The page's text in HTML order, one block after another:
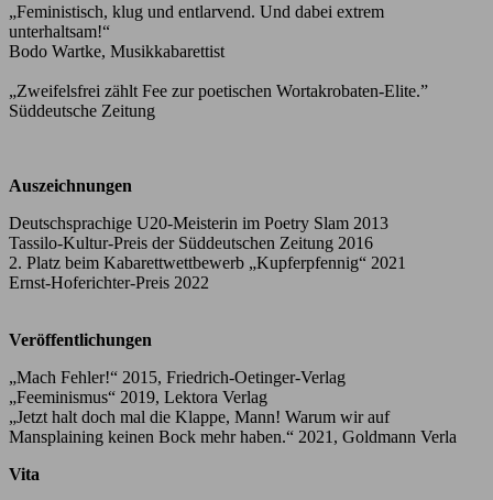
„Feministisch, klug und entlarvend. Und dabei extrem
unterhaltsam!“
Bodo Wartke, Musikkabarettist
„Zweifelsfrei zählt Fee zur poetischen Wortakrobaten-Elite.”
Süddeutsche Zeitung
Auszeichnungen
Deutschsprachige U20-Meisterin im Poetry Slam 2013
Tassilo-Kultur-Preis der Süddeutschen Zeitung 2016
2. Platz beim Kabarettwettbewerb „Kupferpfennig“ 2021
Ernst-Hoferichter-Preis 2022
Veröffentlichungen
„Mach Fehler!“ 2015, Friedrich-Oetinger-Verlag
„Feeminismus“ 2019, Lektora Verlag
„Jetzt halt doch mal die Klappe, Mann! Warum wir auf
Mansplaining keinen Bock mehr haben.“ 2021, Goldmann Verla
Vita